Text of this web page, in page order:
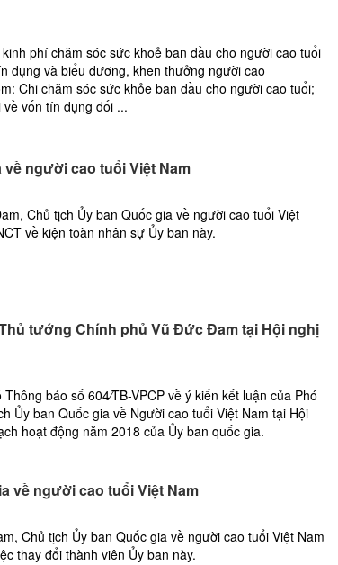
phí chăm sóc sức khoẻ ban đầu cho người cao tuổi
dụng và biểu dương, khen thưởng người cao
Chi chăm sóc sức khỏe ban đầu cho người cao tuổi;
vốn tín dụng đối ...
người cao tuổi Việt Nam
Chủ tịch Ủy ban Quốc gia về người cao tuổi Việt
về kiện toàn nhân sự Ủy ban này.
tướng Chính phủ Vũ Đức Đam tại Hội nghị
báo số 604⁄TB-VPCP về ý kiến kết luận của Phó
Ủy ban Quốc gia về Người cao tuổi Việt Nam tại Hội
hoạt động năm 2018 của Ủy ban quốc gia.
về người cao tuổi Việt Nam
Chủ tịch Ủy ban Quốc gia về người cao tuổi Việt Nam
thay đổi thành viên Ủy ban này.